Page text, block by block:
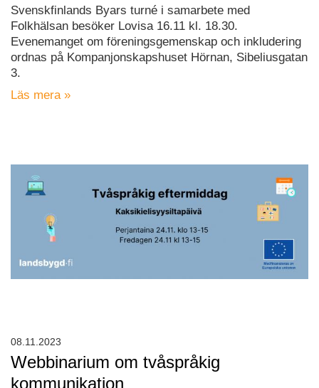
Svenskfinlands Byars turné i samarbete med
Folkhälsan besöker Lovisa 16.11 kl. 18.30.
Evenemanget om föreningsgemenskap och inkludering
ordnas på Kompanjonskapshuset Hörnan, Sibeliusgatan
3.
Läs mera »
Webbinarium om tvåspråkig
kommunikation
08.11.2023